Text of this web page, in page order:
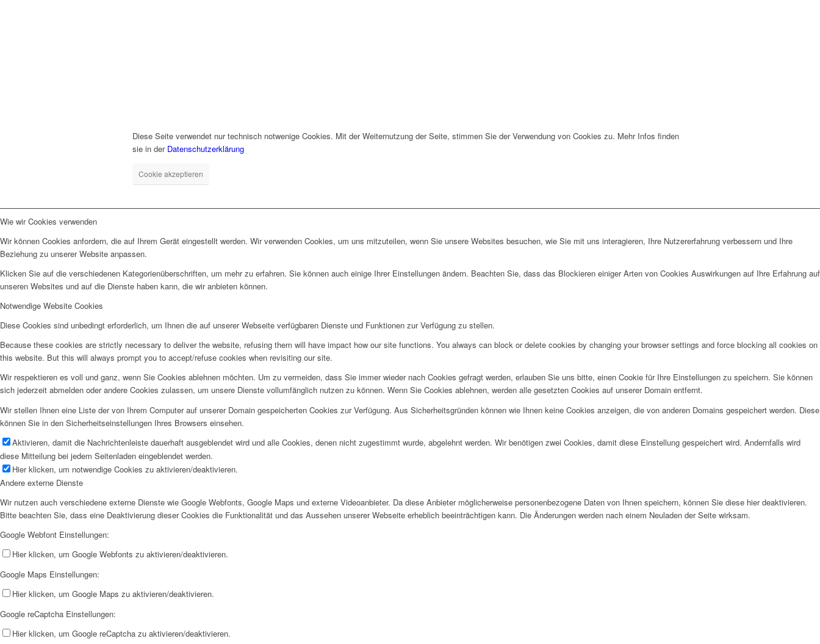
Diese Seite verwendet nur technisch notwenige Cookies. Mit der Weiternutzung der Seite, stimmen Sie der Verwendung von Cookies zu. Mehr Infos finden
sie in der Datenschutzerklärung
Cookie akzeptieren
Wie wir Cookies verwenden
Wir können Cookies anfordern, die auf Ihrem Gerät eingestellt werden. Wir verwenden Cookies, um uns mitzuteilen, wenn Sie unsere Websites besuchen, wie Sie mit uns interagieren, Ihre Nutzererfahrung verbessern und Ihre
Beziehung zu unserer Website anpassen.
Klicken Sie auf die verschiedenen Kategorienüberschriften, um mehr zu erfahren. Sie können auch einige Ihrer Einstellungen ändern. Beachten Sie, dass das Blockieren einiger Arten von Cookies Auswirkungen auf Ihre Erfahrung auf
unseren Websites und auf die Dienste haben kann, die wir anbieten können.
Notwendige Website Cookies
Diese Cookies sind unbedingt erforderlich, um Ihnen die auf unserer Webseite verfügbaren Dienste und Funktionen zur Verfügung zu stellen.
Because these cookies are strictly necessary to deliver the website, refusing them will have impact how our site functions. You always can block or delete cookies by changing your browser settings and force blocking all cookies on
this website. But this will always prompt you to accept/refuse cookies when revisiting our site.
Wir respektieren es voll und ganz, wenn Sie Cookies ablehnen möchten. Um zu vermeiden, dass Sie immer wieder nach Cookies gefragt werden, erlauben Sie uns bitte, einen Cookie für Ihre Einstellungen zu speichern. Sie können
sich jederzeit abmelden oder andere Cookies zulassen, um unsere Dienste vollumfänglich nutzen zu können. Wenn Sie Cookies ablehnen, werden alle gesetzten Cookies auf unserer Domain entfernt.
Wir stellen Ihnen eine Liste der von Ihrem Computer auf unserer Domain gespeicherten Cookies zur Verfügung. Aus Sicherheitsgründen können wie Ihnen keine Cookies anzeigen, die von anderen Domains gespeichert werden. Diese
können Sie in den Sicherheitseinstellungen Ihres Browsers einsehen.
Aktivieren, damit die Nachrichtenleiste dauerhaft ausgeblendet wird und alle Cookies, denen nicht zugestimmt wurde, abgelehnt werden. Wir benötigen zwei Cookies, damit diese Einstellung gespeichert wird. Andernfalls wird
diese Mitteilung bei jedem Seitenladen eingeblendet werden.
Hier klicken, um notwendige Cookies zu aktivieren/deaktivieren.
Andere externe Dienste
Wir nutzen auch verschiedene externe Dienste wie Google Webfonts, Google Maps und externe Videoanbieter. Da diese Anbieter möglicherweise personenbezogene Daten von Ihnen speichern, können Sie diese hier deaktivieren.
Bitte beachten Sie, dass eine Deaktivierung dieser Cookies die Funktionalität und das Aussehen unserer Webseite erheblich beeinträchtigen kann. Die Änderungen werden nach einem Neuladen der Seite wirksam.
Google Webfont Einstellungen:
Hier klicken, um Google Webfonts zu aktivieren/deaktivieren.
Google Maps Einstellungen:
Hier klicken, um Google Maps zu aktivieren/deaktivieren.
Google reCaptcha Einstellungen:
Hier klicken, um Google reCaptcha zu aktivieren/deaktivieren.